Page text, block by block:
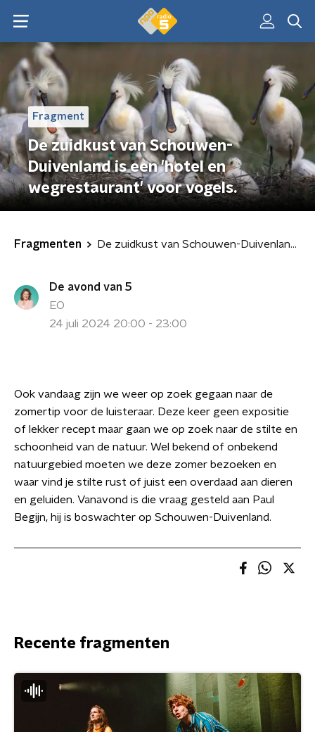
Fragment
De zuidkust van Schouwen-
Duivenland is een 'hotel en
wegrestaurant' voor vogels.
Fragmenten De zuidkust van Schouwen-Duivenland is een 'hotel en wegrestaurant' voor vogels.
De avond van 5
EO
24 juli 2024 20:00 - 23:00
Ook vandaag zijn we weer op zoek gegaan naar de
zomertip voor de luisteraar. Deze keer geen expositie
of lekker recept maar gaan we op zoek naar de stilte en
schoonheid van de natuur. Wel bekend of onbekend
natuurgebied moeten we deze zomer bezoeken en
waar vind je stilte rust of juist een overdaad aan dieren
en geluiden. Vanavond is die vraag gesteld aan Paul
Begijn, hij is boswachter op Schouwen-Duivenland.
Recente fragmenten